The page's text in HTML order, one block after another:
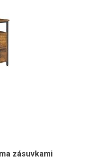
zásuvkami